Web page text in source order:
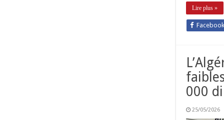
Lire plus »
Facebook
000
25/05/2026